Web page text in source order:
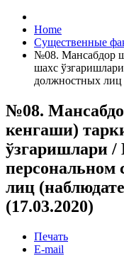
Home
Существенные
№08. Мансабдор
шахс
должностных лиц
№08.
кенгаши)
ўзгаришлари /
персональном
лиц
(17.03.2020)
Печать
E-mail